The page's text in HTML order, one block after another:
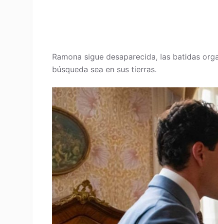
Ramona sigue desaparecida, las batidas
búsqueda sea en sus tierras.